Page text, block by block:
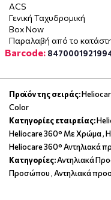
ACS
Γενική Ταχυδρομική
Box Now
Παραλαβή από το
Barcode:
Προϊόν της σειράς:
Color
Κατηγορίες εταιρείας:
Heliocare 360° Με Χρώμα,
Heliocare 360° Αντηλιακά
Κατηγορίες:Αντηλιακά
Προσώπου,Αντηλιακά